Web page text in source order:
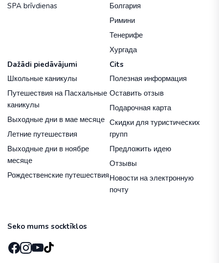
SPA brīvdienas
Болгария
Римини
Тенерифе
Хургада
Dažādi piedāvājumi
Школьные каникулы
Путешествия на Пасхальные
каникулы
Выходные дни в мае месяце
Летние путешествия
Выходные дни в ноябре
месяце
Рождественские путешествия
Cits
Полезная информация
Оставить отзыв
Подарочная карта
Скидки для туристических
групп
Предложить идею
Отзывы
Новости на электронную
почту
Seko mums socktīklos